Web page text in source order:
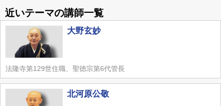
近いテーマの講師一覧
大野玄妙
法隆寺第129世住職、聖徳宗第6代管長
北河原公敬